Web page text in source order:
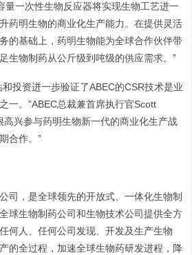
量一次性生物反应器将实现生物工艺进一
药明生物的商业化生产能力。在提供灵活
的基础上，药明生物能为全球合作伙伴带
生物制药从公斤级到吨级的供应需求。”
投资进一步验证了ABEC的CSR技术是业
一。”ABEC总裁兼首席执行官Scott
高兴参与药明生物新一代的商业化生产战
合作。”
司，是全球领先的开放式、一体化生物制
球生物制药公司和生物技术公司提供全方
何人、任何公司发现、开发及生产生物
的全过程，加速全球生物药研发进程，降